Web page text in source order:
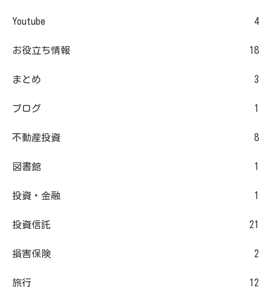
Youtube 4
お役立ち情報 18
まとめ 3
ブログ 1
不動産投資 8
図書館 1
投資・金融 1
投資信託 21
損害保険 2
旅行 12